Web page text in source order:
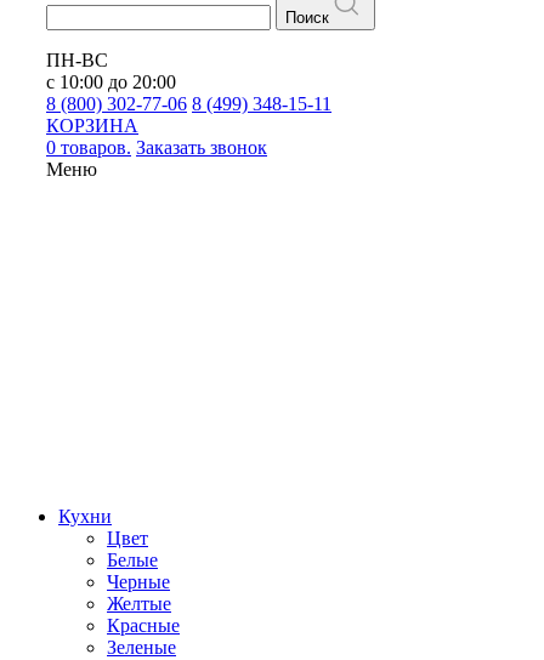
Поиск
ПН-ВС
с 10:00 до 20:00
8 (800) 302-77-06 8 (499) 348-15-11
КОРЗИНА
0 товаров. Заказать звонок
Меню
Кухни
Цвет
Белые
Черные
Желтые
Красные
Зеленые